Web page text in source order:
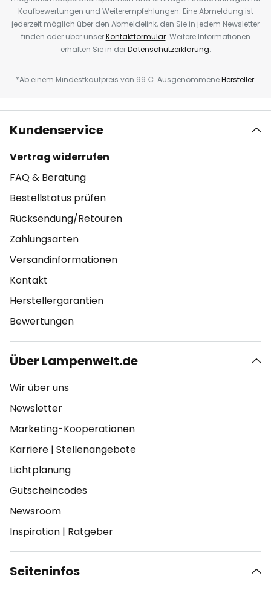
Kaufbewertungen und Weiterempfehlungen. Eine Abmeldung ist
jederzeit möglich über den Abmeldelink, den Sie in jedem Newsletter
finden oder über unserKontaktformular. Weitere Informationen
erhalten Sie in derDatenschutzerklärung.
*Ab einem Mindestkaufpreis von 99 €. AusgenommeneHersteller.
Kundenservice
Vertrag widerrufen
FAQ & Beratung
Bestellstatus prüfen
Rücksendung/Retouren
Zahlungsarten
Versandinformationen
Kontakt
Herstellergarantien
Bewertungen
Über Lampenwelt.de
Wir über uns
Newsletter
Marketing-Kooperationen
Karriere | Stellenangebote
Lichtplanung
Gutscheincodes
Newsroom
Inspiration | Ratgeber
Seiteninfos